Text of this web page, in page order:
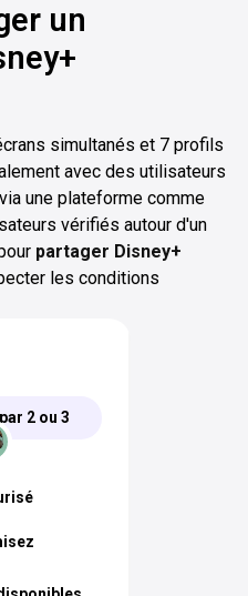
un
simultanés et 7 profils
avec des utilisateurs
une plateforme comme
vérifiés autour d'un
partager Disney+
les conditions
2 ou 3